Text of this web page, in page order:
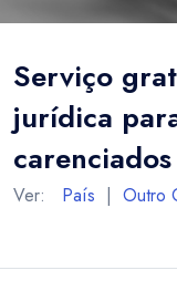
Notícias
Concelhos
Distrito
País
Sobre
As nossas
Perguntas
Serviço
jurídica
Ver: País | Outro